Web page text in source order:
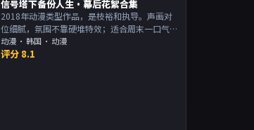
信号塔下备份人生·幕后花絮合集
2018年动漫类型作品，是枝裕和执导。声画对
位细腻，氛围不靠硬堆特效；适合周末一口气
追完。主演以演技派为主，适合喜欢强叙事与
人物关系的观众加入片单。
动漫 ·韩国 · 动漫
评分 8.1